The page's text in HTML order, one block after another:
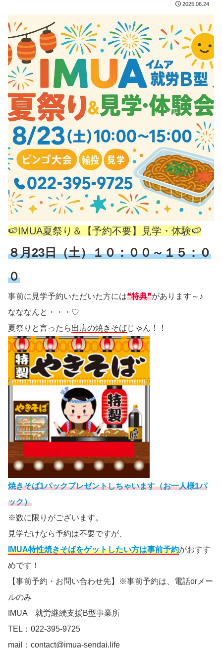
2025.06.24
🍉IMUA夏祭り＆【予約不要】見学・体験🍉
８月23日（土）１０：００～１５：０
０
事前に見学予約いただいた方には❝特典❞があります～♪
なななんと・・・♡
夏祭りと言ったら出店の焼きそばじゃん！！
焼きそば1パックプレゼントしちゃいます（お一人様1パ
ック）
※数に限りがございます。
見学だけなら予約は不要ですが、
IMUA特性焼きそばをゲットしたい方は事前予約がおすす
めです！
【事前予約・お問い合わせ先】※事前予約は、電話orメー
ルのみ
IMUA 就労継続支援B型事業所
TEL：022-395-9725
mail：contact@imua-sendai.life